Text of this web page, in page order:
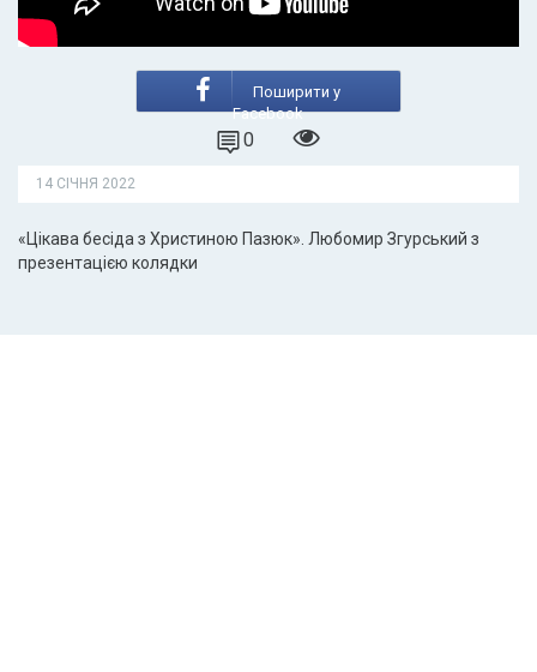
Поширити у
Facebook
0
14 СІЧНЯ 2022
«Цікава бесіда з Христиною Пазюк». Любомир Згурський з
презентацією колядки